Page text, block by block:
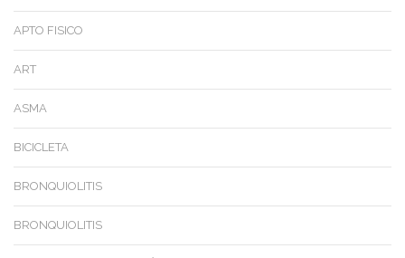
APTO FISICO
ART
ASMA
BICICLETA
BRONQUIOLITIS
BRONQUIOLITIS